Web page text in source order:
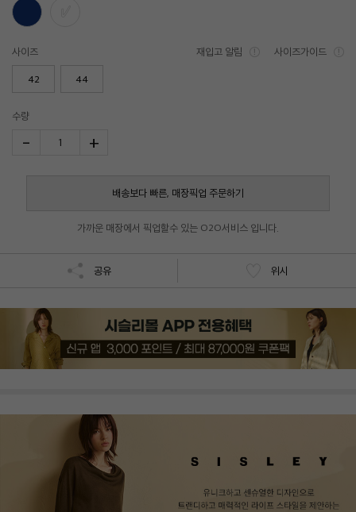
사이즈 재입고 알림 사이즈가이드
42 44
수량
- 1 +
배송보다 빠른, 매장픽업 주문하기
가까운 매장에서 픽업할수 있는 O2O서비스 입니다.
공유 위시